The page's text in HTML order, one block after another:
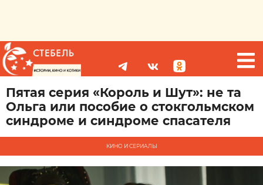
Пятая серия «Король и Шут»: не та
Ольга или пособие о стокгольмском
синдроме и синдроме спасателя
КИНО И СЕРИАЛЫ